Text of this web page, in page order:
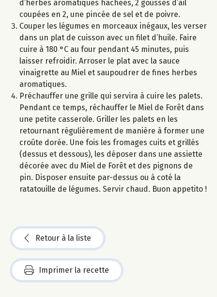
d’herbes aromatiques hachées, 2 gousses d’ail
coupées en 2, une pincée de sel et de poivre.
Couper les légumes en morceaux inégaux, les verser
dans un plat de cuisson avec un filet d’huile. Faire
cuire à 180 °C au four pendant 45 minutes, puis
laisser refroidir. Arroser le plat avec la sauce
vinaigrette au Miel et saupoudrer de fines herbes
aromatiques.
Préchauffer une grille qui servira à cuire les palets.
Pendant ce temps, réchauffer le Miel de Forêt dans
une petite casserole. Griller les palets en les
retournant régulièrement de manière à former une
croûte dorée. Une fois les fromages cuits et grillés
(dessus et dessous), les déposer dans une assiette
décorée avec du Miel de Forêt et des pignons de
pin. Disposer ensuite par-dessus ou à coté la
ratatouille de légumes. Servir chaud. Buon appetito !
Retour à la liste
Imprimer la recette